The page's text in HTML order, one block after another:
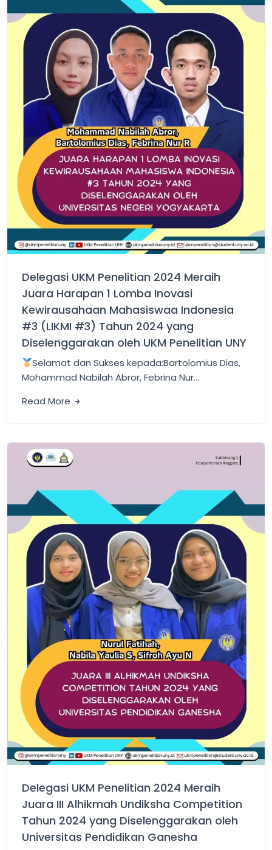
Artikel
Blogs
Prestasi
Delegasi UKM Penelitian 2024 Meraih
Juara Harapan 1 Lomba Inovasi
Kewirausahaan Mahasiswaa Indonesia
#3 (LIKMI #3) Tahun 2024 yang
Diselenggarakan oleh UKM Penelitian UNY
Selamat dan Sukses kepada:Bartolomius Dias,
Mohammad Nabilah Abror, Febrina Nur…
Read More
Artikel
Blogs
Prestasi
Delegasi UKM Penelitian 2024 Meraih
Juara III Alhikmah Undiksha Competition
Tahun 2024 yang Diselenggarakan oleh
Universitas Pendidikan Ganesha